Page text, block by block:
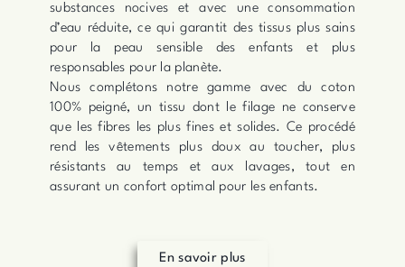
substances nocives et avec une consommation
d’eau réduite, ce qui garantit des tissus plus sains
pour la peau sensible des enfants et plus
responsables pour la planète.
Nous complétons notre gamme avec du coton
100% peigné, un tissu dont le filage ne conserve
que les fibres les plus fines et solides. Ce procédé
rend les vêtements plus doux au toucher, plus
résistants au temps et aux lavages, tout en
assurant un confort optimal pour les enfants.
En savoir plus